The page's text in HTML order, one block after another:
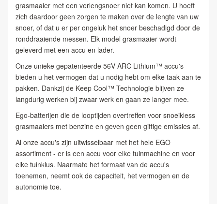
grasmaaier met een verlengsnoer niet kan komen. U hoeft
zich daardoor geen zorgen te maken over de lengte van uw
snoer, of dat u er per ongeluk het snoer beschadigd door de
ronddraaiende messen. Elk model grasmaaier wordt
geleverd met een accu en lader.
Onze unieke gepatenteerde 56V ARC Lithium™ accu's
bieden u het vermogen dat u nodig hebt om elke taak aan te
pakken. Dankzij de Keep Cool™ Technologie blijven ze
langdurig werken bij zwaar werk en gaan ze langer mee.
Ego-batterijen die de looptijden overtreffen voor snoeikless
grasmaaiers met benzine en geven geen giftige emissies af.
Al onze accu's zijn uitwisselbaar met het hele EGO
assortiment - er is een accu voor elke tuinmachine en voor
elke tuinklus. Naarmate het formaat van de accu's
toenemen, neemt ook de capaciteit, het vermogen en de
autonomie toe.